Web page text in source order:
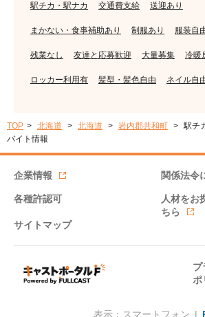
駅チカ・駅ナカ 交通費支給 送迎あり
まかない・食事補助あり 制服あり 服装自
残業なし 友達と応募歓迎 大量募集 冷暖
ロッカー利用有 髪型・髪色自由 ネイル自
TOP 北海道 北海道 岩内郡共和町
駅チ
バイト情報
企業情報 関係法令
各種許認可 人材をお
ちら
サイトマップ
プ
ポ
表示：スマートフォン |